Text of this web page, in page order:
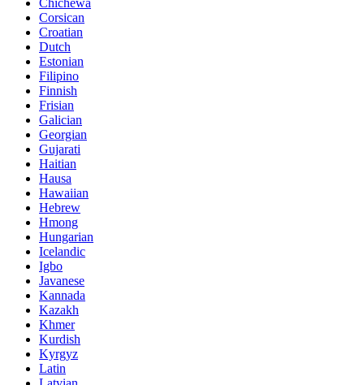
Chichewa
Corsican
Croatian
Dutch
Estonian
Filipino
Finnish
Frisian
Galician
Georgian
Gujarati
Haitian
Hausa
Hawaiian
Hebrew
Hmong
Hungarian
Icelandic
Igbo
Javanese
Kannada
Kazakh
Khmer
Kurdish
Kyrgyz
Latin